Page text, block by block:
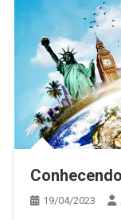
19/04/2023